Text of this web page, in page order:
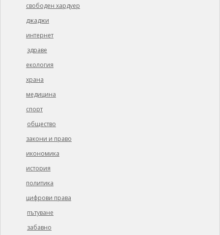
свободен хардуер
джаджи
интернет
здраве
екология
храна
медицина
спорт
общество
закони и право
икономика
история
политика
цифрови права
пътуване
забавно